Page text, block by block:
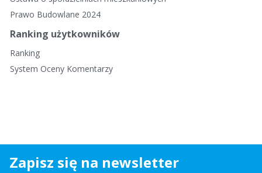
Prawo Budowlane 2024
Ranking użytkowników
Ranking
System Oceny Komentarzy
Zapisz się na newsletter